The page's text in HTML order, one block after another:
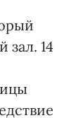
зал. 14